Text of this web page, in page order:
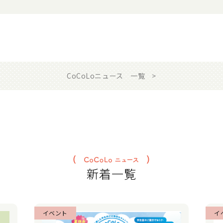
CoCoLoニュース 一覧
新着一覧
イベント イ